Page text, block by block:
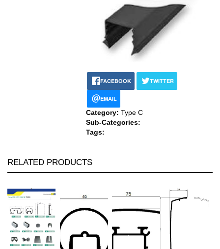
FACEBOOK TWITTER
EMAIL
Category: Type C
Sub-Categories:
Tags:
RELATED PRODUCTS